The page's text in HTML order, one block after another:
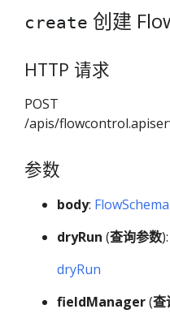
create 创建
HTTP 请求
POST
/apis/
参数
body: FlowSchema
dryRun (查询参数
dryRun
fieldManager(查